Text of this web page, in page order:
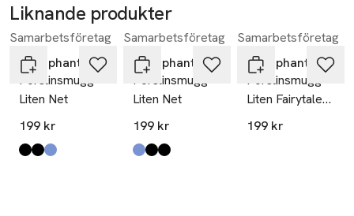
Liknande produkter
Hoppa över bildspelet
Samarbetsföretag
Littlephant
Porslinsmugg
Liten Net
199 kr
Produkten finns i färgerna:
svart,
riviera svart
blå,
Samarbetsföretag
Littlephant
Porslinsmugg
Liten Net
199 kr
Produkten finns i färgerna:
blå,
riviera svart
svart,
Samarbetsföretag
Littlephant
Porslinsmugg
Liten Fairytale
Fox
199 kr